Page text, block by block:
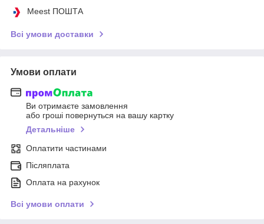
Meest ПОШТА
Всі умови доставки
Умови оплати
Ви отримаєте замовлення
або гроші повернуться на вашу картку
Детальніше
Оплатити частинами
Післяплата
Оплата на рахунок
Всі умови оплати